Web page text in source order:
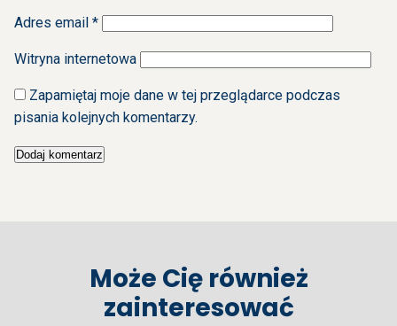
Adres email *
Witryna internetowa
Zapamiętaj moje dane w tej przeglądarce podczas
pisania kolejnych komentarzy.
Może Cię również
zainteresować